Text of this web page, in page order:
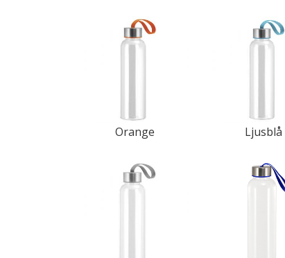
Orange Ljusblå